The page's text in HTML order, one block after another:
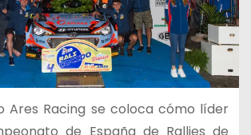
Ares Racing se coloca cómo líder